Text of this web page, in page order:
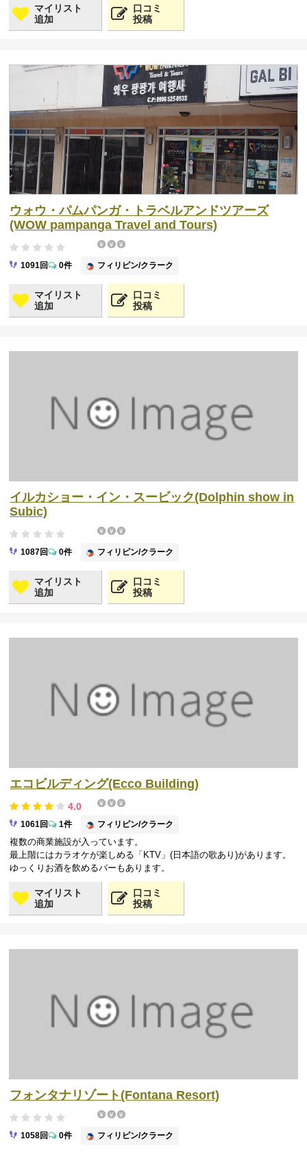
マイリスト
追加
口コミ
投稿
マイリスト
追加
口コミ
投稿
ウォウ・パムパンガ・トラベルアンドツアーズ
(WOW pampanga Travel and Tours)
フィリピン/クラーク
1091回 0件
マイリスト
追加
口コミ
投稿
イルカショー・イン・スービック(Dolphin show in
Subic)
フィリピン/クラーク
1087回 0件
マイリスト
追加
口コミ
投稿
エコビルディング(Ecco Building)
4.0
フィリピン/クラーク
1061回 1件
複数の商業施設が入っています。
最上階にはカラオケが楽しめる「KTV」(日本語の歌あり)があります。
ゆっくりお酒を飲めるバーもあります。
フォンタナリゾート(Fontana Resort)
フィリピン/クラーク
1058回 0件